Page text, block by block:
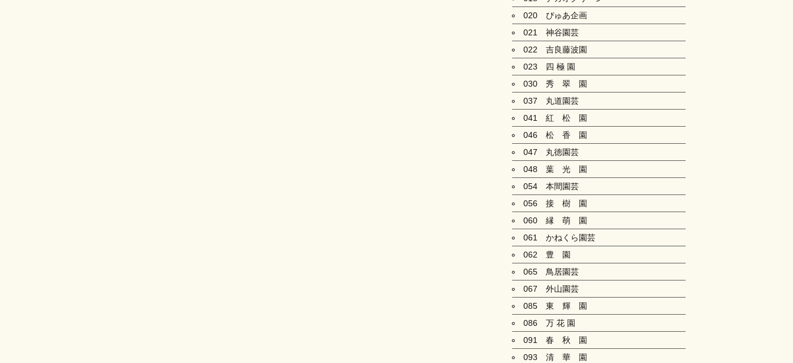
020 ぴゅあ企画
021 神谷園芸
022 吉良藤波園
023 四 極 園
030 秀 翠 園
037 丸道園芸
041 紅 松 園
046 松 香 園
047 丸徳園芸
048 葉 光 園
054 本間園芸
056 接 樹 園
060 縁 萌 園
061 かねくら園芸
062 豊 園
065 鳥居園芸
067 外山園芸
085 東 輝 園
086 万 花 園
091 春 秋 園
093 清 華 園